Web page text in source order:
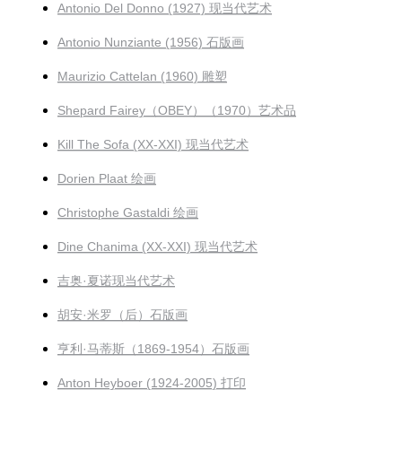
Antonio Del Donno (1927) 现当代艺术
Antonio Nunziante (1956) 石版画
Maurizio Cattelan (1960) 雕塑
Shepard Fairey（OBEY）（1970）艺术品
Kill The Sofa (XX-XXI) 现当代艺术
Dorien Plaat 绘画
Christophe Gastaldi 绘画
Dine Chanima (XX-XXI) 现当代艺术
吉奥·夏诺现当代艺术
胡安·米罗（后）石版画
亨利·马蒂斯（1869-1954）石版画
Anton Heyboer (1924-2005) 打印